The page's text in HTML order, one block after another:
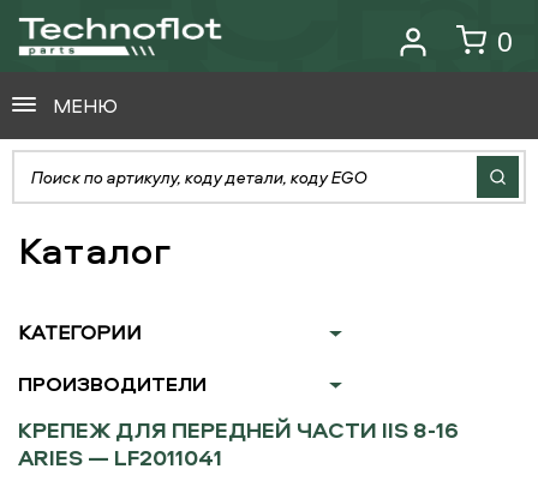
0
МЕНЮ
Каталог
КАТЕГОРИИ
ПРОИЗВОДИТЕЛИ
КРЕПЕЖ ДЛЯ ПЕРЕДНЕЙ ЧАСТИ IIS 8-16
ARIES — LF2011041